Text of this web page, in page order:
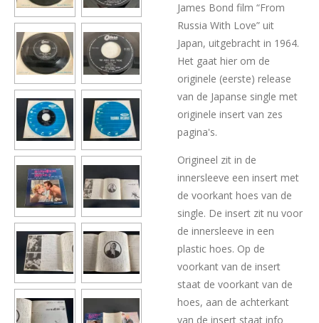
James Bond film “From
Russia With Love” uit
Japan, uitgebracht in 1964.
Het gaat hier om de
originele (eerste) release
van de Japanse single met
originele insert van zes
pagina's.
Origineel zit in de
innersleeve een insert met
de voorkant hoes van de
single. De insert zit nu voor
de innersleeve in een
plastic hoes. Op de
voorkant van de insert
staat de voorkant van de
hoes, aan de achterkant
van de insert staat info